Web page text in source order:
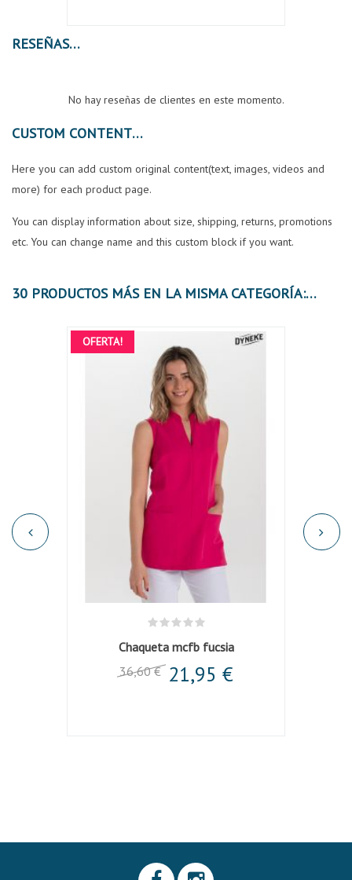
RESEÑAS
No hay reseñas de clientes en este momento.
CUSTOM CONTENT
Here you can add custom original content(text, images, videos and
more) for each product page.
You can display information about size, shipping, returns, promotions
etc. You can change name and this custom block if you want.
30 PRODUCTOS MÁS EN LA MISMA CATEGORÍA:
OFERTA!
Chaqueta mcfb fucsia
36,60 € 21,95 €